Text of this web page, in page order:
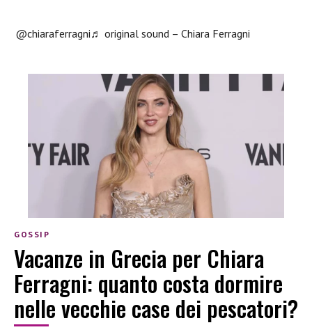
@chiaraferragni♬ original sound – Chiara Ferragni
GOSSIP
Vacanze in Grecia per Chiara
Ferragni: quanto costa dormire
nelle vecchie case dei pescatori?